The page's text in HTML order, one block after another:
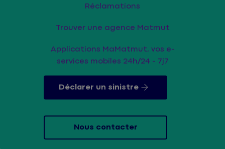
Réclamations
Trouver une agence Matmut
Applications MaMatmut, vos e-
services mobiles 24h/24 - 7j7
Déclarer un sinistre
Nous contacter